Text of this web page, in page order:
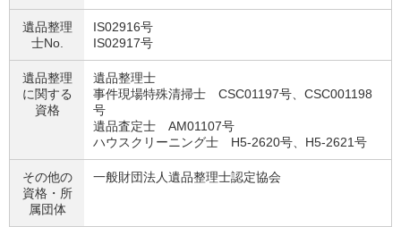
遺品整理
士No.
IS02916号
IS02917号
遺品整理
に関する
資格
遺品整理士
事件現場特殊清掃士 CSC01197号、CSC001198
号
遺品査定士 AM01107号
ハウスクリーニング士 H5-2620号、H5-2621号
その他の
資格・ 所
属団体
一般財団法人遺品整理士認定協会